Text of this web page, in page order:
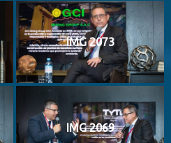
IMG 2073
IMG 2069